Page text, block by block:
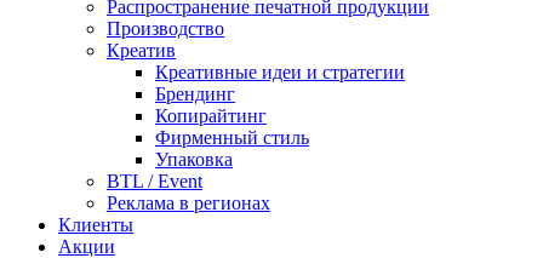
Распространение печатной продукции
Производство
Креатив
Креативные идеи и стратегии
Брендинг
Копирайтинг
Фирменный стиль
Упаковка
BTL / Event
Реклама в регионах
Клиенты
Акции